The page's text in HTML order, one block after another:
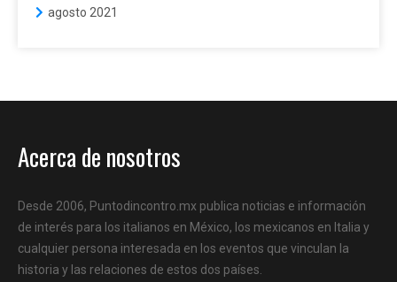
agosto 2021
Acerca de nosotros
Desde 2006, Puntodincontro.mx publica noticias e información
de interés para los italianos en México, los mexicanos en Italia y
cualquier persona interesada en los eventos que vinculan la
historia y las relaciones de estos dos países.